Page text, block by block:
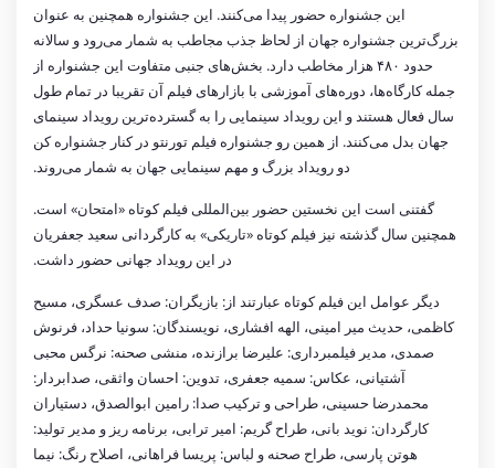
این جشنواره حضور پیدا می‌کنند. این جشنواره همچنین به عنوان
بزرگ‌ترین جشنواره جهان از لحاظ جذب مجاطب به شمار می‌رود و سالانه
حدود ۴۸۰ هزار مخاطب دارد. بخش‌های جنبی متفاوت این جشنواره از
جمله کارگاه‌ها، دوره‌های آموزشی با بازارهای فیلم آن تقریبا در تمام طول
سال فعال هستند و این رویداد سینمایی را به گسترده‌ترین رویداد سینمای
جهان بدل می‌کنند. از همین رو جشنواره فیلم تورنتو در کنار جشنواره کن
دو رویداد بزرگ و مهم سینمایی جهان به شمار می‌روند.
گفتنی است این نخستین حضور بین‌المللی فیلم کوتاه «امتحان» است.
همچنین سال گذشته نیز فیلم کوتاه «تاریکی» به کارگردانی سعید جعفریان
در این رویداد جهانی حضور داشت.
دیگر عوامل این فیلم کوتاه عبارتند از: بازیگران: صدف عسگری، مسیح
کاظمی، حدیث میر امینی، الهه افشاری، نویسندگان: سونیا حداد، فرنوش
صمدی، مدیر فیلمبرداری: علیرضا برازنده، منشی صحنه: نرگس محبی
آشتیانی، عکاس: سمیه جعفری، تدوین: احسان واثقی، صدابردار:
محمدرضا حسینی، طراحی و ترکیب صدا: رامین ابوالصدق، دستیاران
کارگردان: نوید بانی، طراح گریم: امیر ترابی، برنامه ریز و مدیر تولید:
هوتن پارسی، طراح صحنه و لباس: پریسا فراهانی، اصلاح رنگ: نیما